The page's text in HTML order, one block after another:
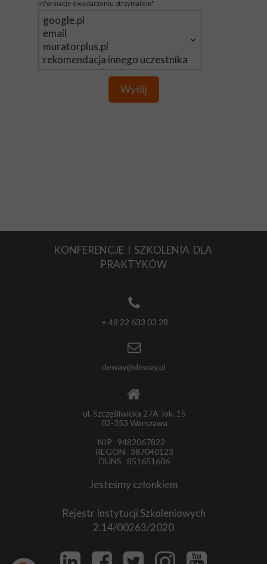
Informacje o wydarzeniu otrzymałem*
Wyślij
ul. Szczęśliwicka 27A lok. 15
02-353 Warszawa
NIP 9482067822
REGON 387040123
DUNS 851651606
+ 48 22 633 03 28
deway@deway.pl
Jesteśmy członkiem
Rejestr Instytucji Szkoleniowych
2.14/00263/2020
KONFERENCJE I SZKOLENIA DLA
PRAKTYKÓW